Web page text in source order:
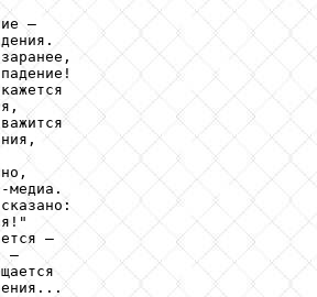
–
медиа.
–
–